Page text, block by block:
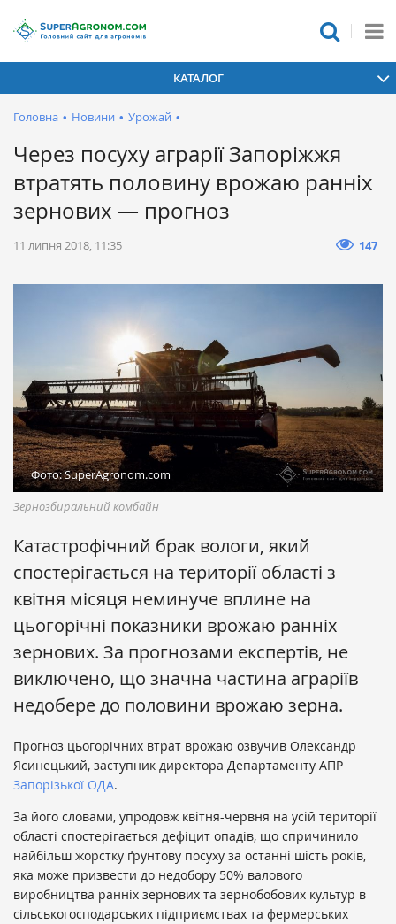
КАТАЛОГ
Головна • Новини • Урожай •
Через посуху аграрії Запоріжжя
втратять половину врожаю ранніх
зернових — прогноз
11 липня 2018, 11:35 147
Фото: SuperAgronom.com
Зернозбиральний комбайн
Катастрофічний брак вологи, який
спостерігається на території області з
квітня місяця неминуче вплине на
цьогорічні показники врожаю ранніх
зернових. За прогнозами експертів, не
виключено, що значна частина аграріїв
недобере до половини врожаю зерна.
Прогноз цьогорічних втрат врожаю озвучив Олександр
Ясинецький, заступник директора Департаменту АПР
Запорізької ОДА.
За його словами, упродовж квітня-червня на усій території
області спостерігається дефіцит опадів, що спричинило
найбільш жорстку ґрунтову посуху за останні шість років,
яка може призвести до недобору 50% валового
виробництва ранніх зернових та зернобобових культур в
сільськогосподарських підприємствах та фермерських